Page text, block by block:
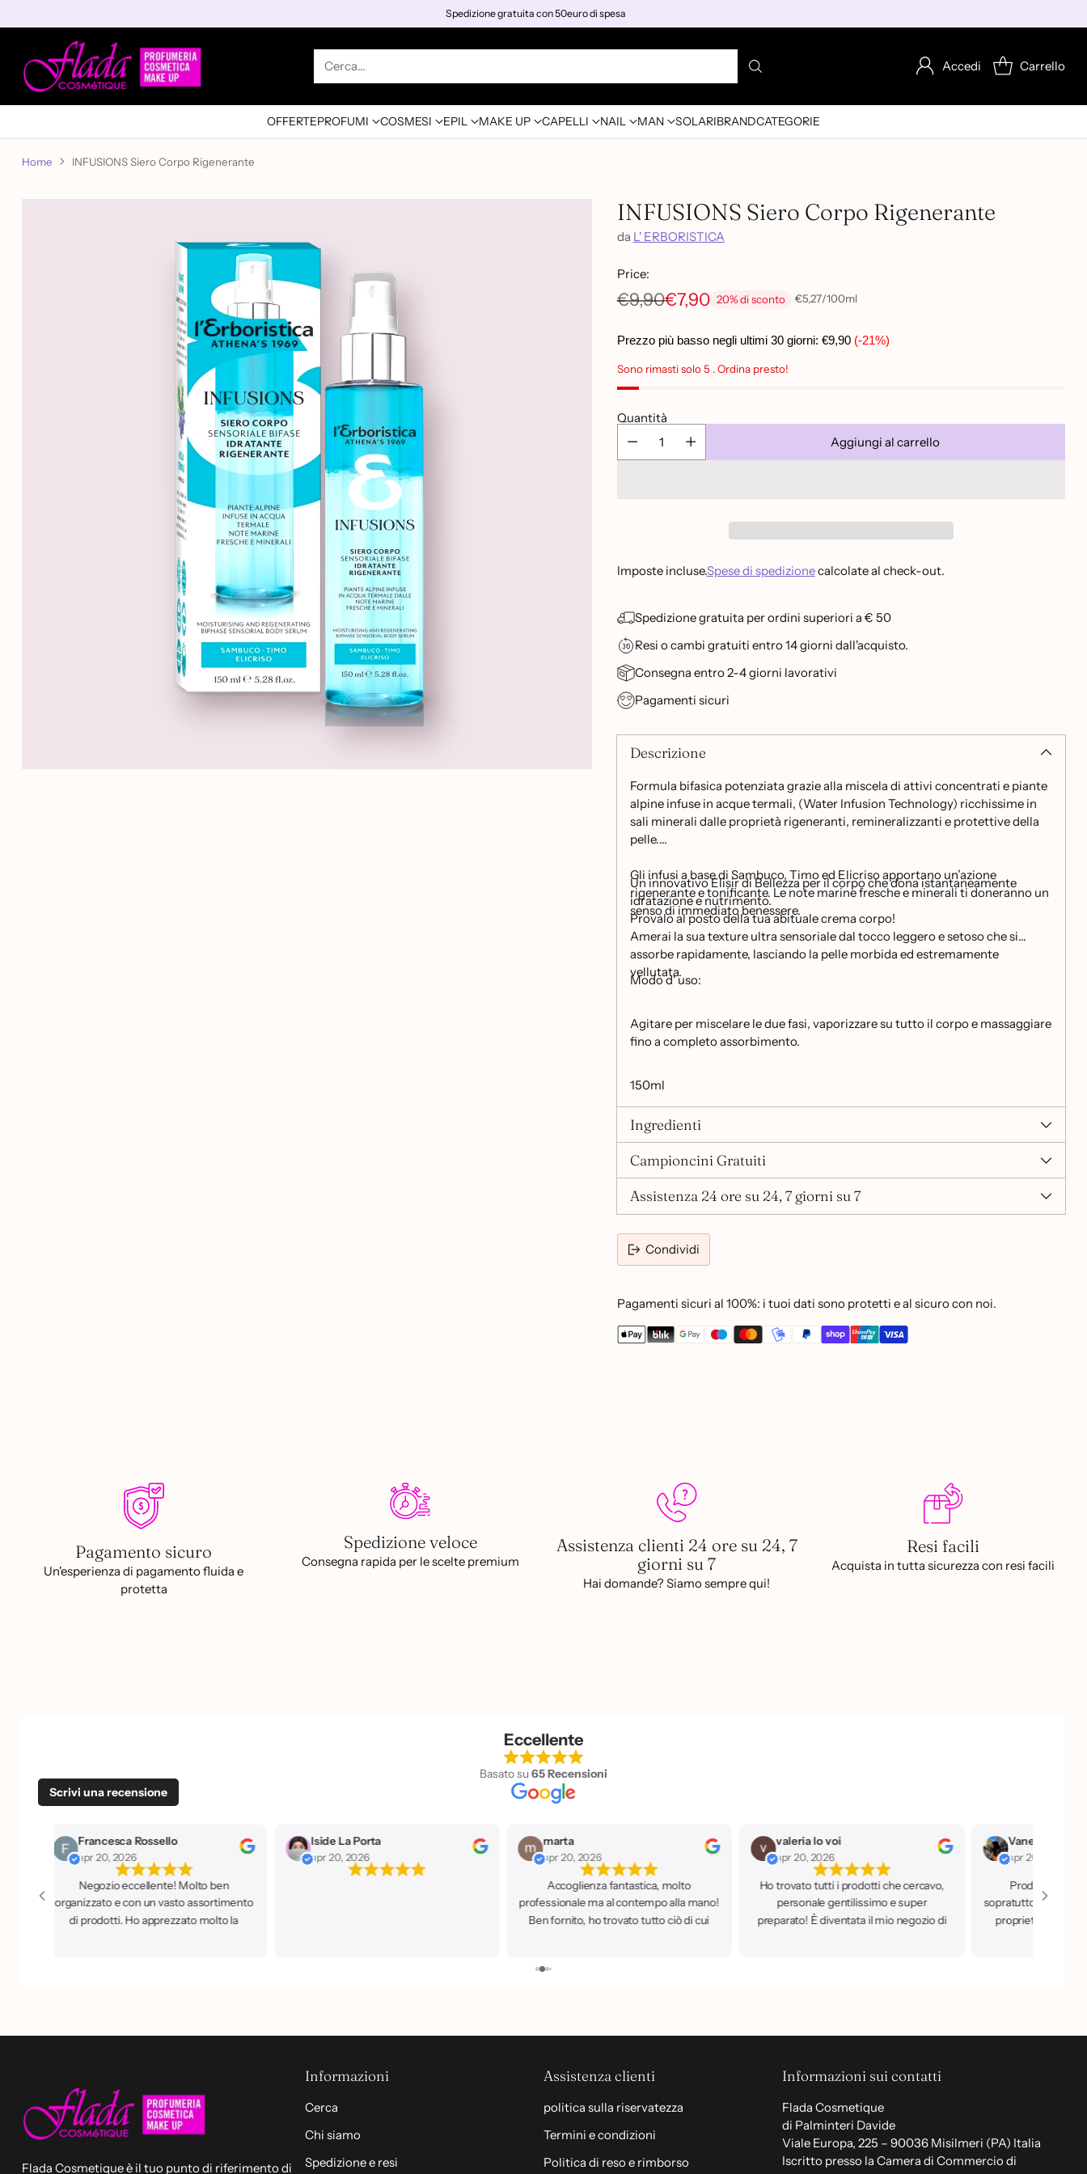
Spedizione gratuita con 50euro di spesa
Cerca… Accedi Carrello
OFFERTEPROFUMI COSMESI EPIL MAKE UP CAPELLI NAIL MAN SOLARIBRANDCATEGORIE
Home INFUSIONS Siero Corpo Rigenerante
INFUSIONS Siero Corpo Rigenerante
da L' ERBORISTICA
Price:
Prezzo
di
listino
€9,90€7,90 20% di sconto
Prezzo
€5,27/
per 100ml
Prezzo più basso negli ultimi 30 giorni: €9,90 (-21%)
Sono rimasti solo 5 . Ordina presto!
Quantità
Aggiungi al carrello
Imposte incluse.Spese di spedizionecalcolate al check-out.
Spedizione gratuita per ordini superiori a € 50
Resi o cambi gratuiti entro 14 giorni dall'acquisto.
Consegna entro 2-4 giorni lavorativi
Pagamenti sicuri
Descrizione
Formula bifasica potenziata grazie alla miscela di attivi concentrati e piante
alpine infuse in acque termali, (Water Infusion Technology) ricchissime in
sali minerali dalle proprietà rigeneranti, remineralizzanti e protettive della
pelle.
Gli infusi a base di Sambuco, Timo ed Elicriso apportano un’azione
rigenerante e tonificante. Le note marine fresche e minerali ti doneranno un
senso di immediato benessere.
Un innovativo Elisir di Bellezza per il corpo che dona istantaneamente
idratazione e nutrimento.
Provalo al posto della tua abituale crema corpo!
Amerai la sua texture ultra sensoriale dal tocco leggero e setoso che si
assorbe rapidamente, lasciando la pelle morbida ed estremamente
vellutata.
Modo d' uso:
Agitare per miscelare le due fasi, vaporizzare su tutto il corpo e massaggiare
fino a completo assorbimento.
150ml
Ingredienti
Campioncini Gratuiti
Assistenza 24 ore su 24, 7 giorni su 7
Condividi
Pagamenti sicuri al 100%: i tuoi dati sono protetti e al sicuro con noi.
Pagamento sicuro
Un'esperienza di pagamento fluida e
protetta
Spedizione veloce
Consegna rapida per le scelte premium
Assistenza clienti 24 ore su 24, 7
giorni su 7
Hai domande? Siamo sempre qui!
Resi facili
Acquista in tutta sicurezza con resi facili
Eccellente
Basato su 65 Recensioni
Scrivi una recensione
Francesca Rossello
apr 20, 2026
Negozio eccellente! Molto ben
organizzato e con un vasto assortimento
di prodotti. Ho apprezzato molto la
Iside La Porta
apr 20, 2026
marta
apr 20, 2026
Accoglienza fantastica, molto
professionale ma al contempo alla mano!
Ben fornito, ho trovato tutto ciò di cui
valeria lo voi
apr 20, 2026
Ho trovato tutti i prodotti che cercavo,
personale gentilissimo e super
preparato! È diventata il mio negozio di
apr 20, 2026
Prodotti a
sopratutto di qualità,
proprietaria che è
Flada Cosmetique è il tuo punto di riferimento di
Informazioni
Cerca
Chi siamo
Spedizione e resi
Assistenza clienti
politica sulla riservatezza
Termini e condizioni
Politica di reso e rimborso
Informazioni sui contatti
Flada Cosmetique
di Palminteri Davide
Viale Europa, 225 – 90036 Misilmeri (PA) Italia
Iscritto presso la Camera di Commercio di